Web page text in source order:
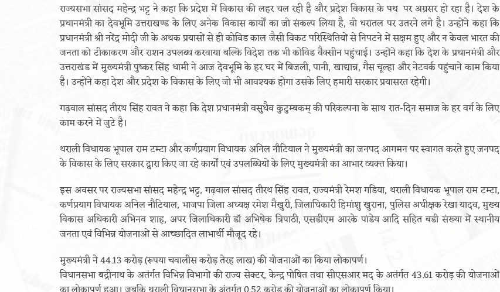
राज्यसभा सांसद महेन्द्र भट्ट ने कहा कि प्रदेश में विकास की लहर चल रही है और प्रदेश विकास के पथ पर अग्रसर हो रहा है। देश के
प्रधानमंत्री का देवभूमि उत्तराखण्ड के लिए अनेक विकास कार्यों का जो संकल्प लिया है, वो धरातल पर उतरने लगे है। उन्होंने कहा कि
प्रधानमंत्री श्री नरेंद्र मोदी जी के अथक प्रयासों से ही कोविड काल जैसी विकट परिस्थितियों से निपटने में सक्षम हुए और न केवल भारत की
जनता को टीकाकरण और राशन उपलब्ध करवाया बल्कि विदेश तक भी कोविड वैक्सीन पहुंचाई। उन्होंने कहा कि देश के प्रधानमंत्री और
उत्तराखंड में मुख्यमंत्री पुष्कर सिंह धामी ने आज देवभूमि के हर घर में बिजली, पानी, खाद्यान्न, गैस चूल्हा और नेटवर्क पहुंचाने काम किया
है। उन्होंने कहा देश और प्रदेश के विकास के लिए जो भी आवश्यक होगा उसके लिए हमारी सरकार प्रयासरत रहेगी।
गढ़वाल सांसद तीरथ सिंह रावत ने कहा कि देश प्रधानमंत्री वसुधैव कुटुम्बकम् की परिकल्पना के साथ रात-दिन समाज के हर वर्ग के लिए
काम करने में जुटे है।
थराली विधायक भूपाल राम टम्टा और कर्णप्रयाग विधायक अनिल नौटियाल ने मुख्यमंत्री का जनपद आगमन पर स्वागत करते हुए जनपद
के विकास के लिए सरकार द्वारा किए जा रहे कार्यों एवं उपलब्धियों के लिए मुख्यमंत्री का आभार व्यक्त किया।
इस अवसर पर राज्यसभा सांसद महेन्द्र भट्ट, गढ़वाल सांसद तीरथ सिंह रावत, राज्यमंत्री रेमश गडिया, थराली विधायक भूपाल राम टम्टा,
कर्णप्रयाग विधायक अनिल नौटियाल, भाजपा जिला अध्यक्ष रमेश मैखुरी, जिलाधिकारी हिमांशु खुराना, पुलिस अधीक्षक रेखा यादव, मुख्य
विकास अधिकारी अभिनव शाह, अपर जिलाधिकारी डॉ अभिषेक त्रिपाठी, एसडीएम आरके पांडेय आदि सहित बडी संख्या में स्थानीय
जनता एवं विभिन्न योजनाओं से आच्छादित लाभार्थी मौजूद रहे।
मुख्यमंत्री ने 44.13 करोड़ (रूपया चवालीस करोड़ तेरह लाख) की योजनाओं का किया लोकापर्ण।
विधानसभा बद्रीनाथ के अतंर्गत विभिन्न विभागों की राज्य सेक्टर, केन्द्र पोषित तथा सीएसआर मद के अतंर्गत 43.61 करोड़ की योजनाओं